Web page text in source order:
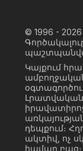
© 1996 - 2026
Կայքում
Լրատվական
դեպքում։
ակտիվ, ոչ
համար